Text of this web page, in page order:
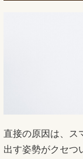
直接の原因は、ス
出す姿勢がクセつ